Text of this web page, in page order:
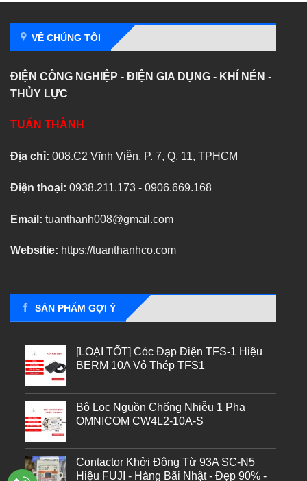
VỀ CHÚNG TÔI
ĐIỆN CÔNG NGHIỆP - ĐIỆN GIA DỤNG - KHÍ NÉN -
THỦY LỰC
TUẤN THÀNH
Địa chỉ: 008.C2 Vĩnh Viễn, P. 7, Q. 11, TPHCM
Điện thoại: 0938.211.173 - 0906.669.168
Email: tuanthanh008@gmail.com
Websitie: https://tuanthanhco.com
SẢN PHẨM GỢI Ý
[LOẠI TỐT] Cóc Đạp Điện TFS-1 Hiệu
BERM 10A Vỏ Thép TFS1
Bộ Lọc Nguồn Chống Nhiễu 1 Pha
OMNICOM CW4L2-10A-S
Contactor Khởi Động Từ 93A SC-N5
Hiệu FUJI - Hàng Bãi Nhật - Đẹp 90% -